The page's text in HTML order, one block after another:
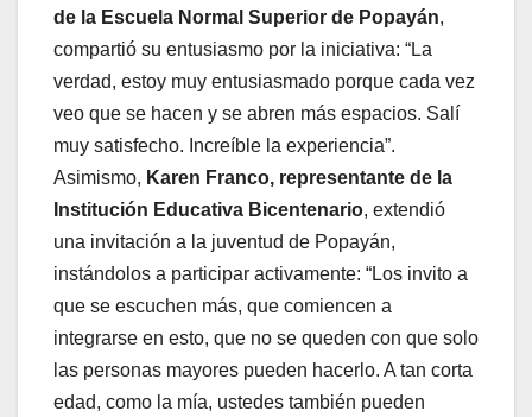
de la Escuela Normal Superior de Popayán,
compartió su entusiasmo por la iniciativa: “La
verdad, estoy muy entusiasmado porque cada vez
veo que se hacen y se abren más espacios. Salí
muy satisfecho. Increíble la experiencia”.
Asimismo, Karen Franco, representante de la
Institución Educativa Bicentenario, extendió
una invitación a la juventud de Popayán,
instándolos a participar activamente: “Los invito a
que se escuchen más, que comiencen a
integrarse en esto, que no se queden con que solo
las personas mayores pueden hacerlo. A tan corta
edad, como la mía, ustedes también pueden